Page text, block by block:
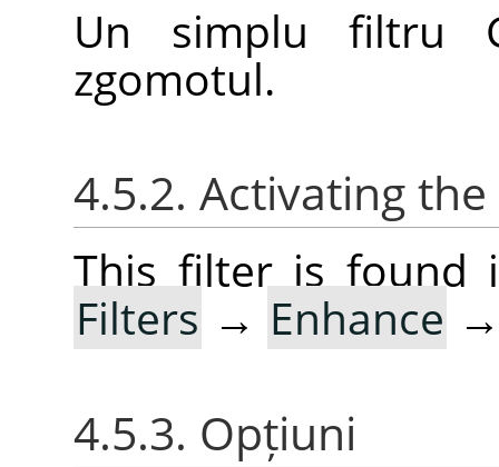
Un simplu filtru
zgomotul.
4.5.2. Activating
This filter is found
Filters → Enhance
4.5.3. Opțiuni